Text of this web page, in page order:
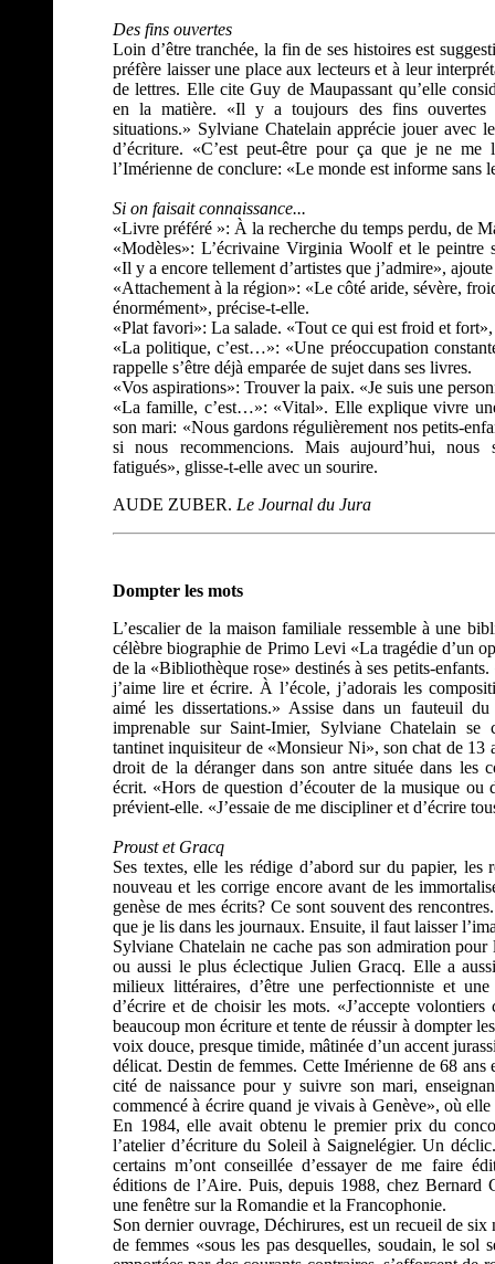
Des fins ouvertes
Loin d’être tranchée, la fin de ses histoires est
préfère laisser une place aux lecteurs et à leur
de lettres. Elle cite Guy de Maupassant qu’elle
en la matière. «Il y a toujours des fins ouvertes
situations.» Sylviane Chatelain apprécie jouer avec
d’écriture. «C’est peut-être pour ça que je ne me
l’Imérienne de conclure: «Le monde est informe sans
Si on faisait connaissance...
«Livre préféré »: À la recherche du temps perdu, de
«Modèles»: L’écrivaine Virginia Woolf et le peintre
«Il y a encore tellement d’artistes que j’admire»,
«Attachement à la région»: «Le côté aride, sévère,
énormément», précise-t-elle.
«Plat favori»: La salade. «Tout ce qui est froid et
«La politique, c’est…»: «Une préoccupation
rappelle s’être déjà emparée de sujet dans ses livres.
«Vos aspirations»: Trouver la paix. «Je suis une
«La famille, c’est…»: «Vital». Elle explique vivre
son mari: «Nous gardons régulièrement nos petits-
si nous recommencions. Mais aujourd’hui, nous
fatigués», glisse-t-elle avec un sourire.
AUDE ZUBER. Le Journal du Jura
Dompter les mots
L’escalier de la maison familiale ressemble à une
célèbre biographie de Primo Levi «La tragédie d’un
de la «Bibliothèque rose» destinés à ses petits-
j’aime lire et écrire. À l’école, j’adorais les
aimé les dissertations.» Assise dans un fauteuil
imprenable sur Saint-Imier, Sylviane Chatelain
tantinet inquisiteur de «Monsieur Ni», son chat de 13
droit de la déranger dans son antre située dans les
écrit. «Hors de question d’écouter de la musique ou
prévient-elle. «J’essaie de me discipliner et d’écrire
Proust et Gracq
Ses textes, elle les rédige d’abord sur du papier,
nouveau et les corrige encore avant de les
genèse de mes écrits? Ce sont souvent des
que je lis dans les journaux. Ensuite, il faut laisser
Sylviane Chatelain ne cache pas son admiration
ou aussi le plus éclectique Julien Gracq. Elle a
milieux littéraires, d’être une perfectionniste et
d’écrire et de choisir les mots. «J’accepte volontiers
beaucoup mon écriture et tente de réussir à dompter
voix douce, presque timide, mâtinée d’un accent
délicat. Destin de femmes. Cette Imérienne de 68 ans
cité de naissance pour y suivre son mari,
commencé à écrire quand je vivais à Genève», où
En 1984, elle avait obtenu le premier prix du
l’atelier d’écriture du Soleil à Saignelégier. Un
certains m’ont conseillée d’essayer de me faire
éditions de l’Aire. Puis, depuis 1988, chez Bernard
une fenêtre sur la Romandie et la Francophonie.
Son dernier ouvrage, Déchirures, est un recueil de six
de femmes «sous les pas desquelles, soudain, le sol